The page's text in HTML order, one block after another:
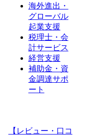
海外進出・
グローバル
起業支援
税理士・会
計サービス
経営支援
補助金・資
金調達サポ
ート
【レビュー・口コ